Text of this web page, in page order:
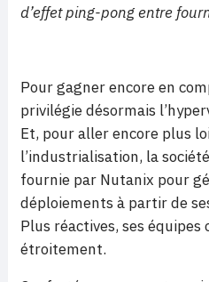
d’effet ping-pong entre
Pour gagner encore en
privilégie désormais
Et, pour aller encore plus
l’industrialisation, la
fournie par Nutanix pour
déploiements à partir de
Plus réactives, ses
étroitement.